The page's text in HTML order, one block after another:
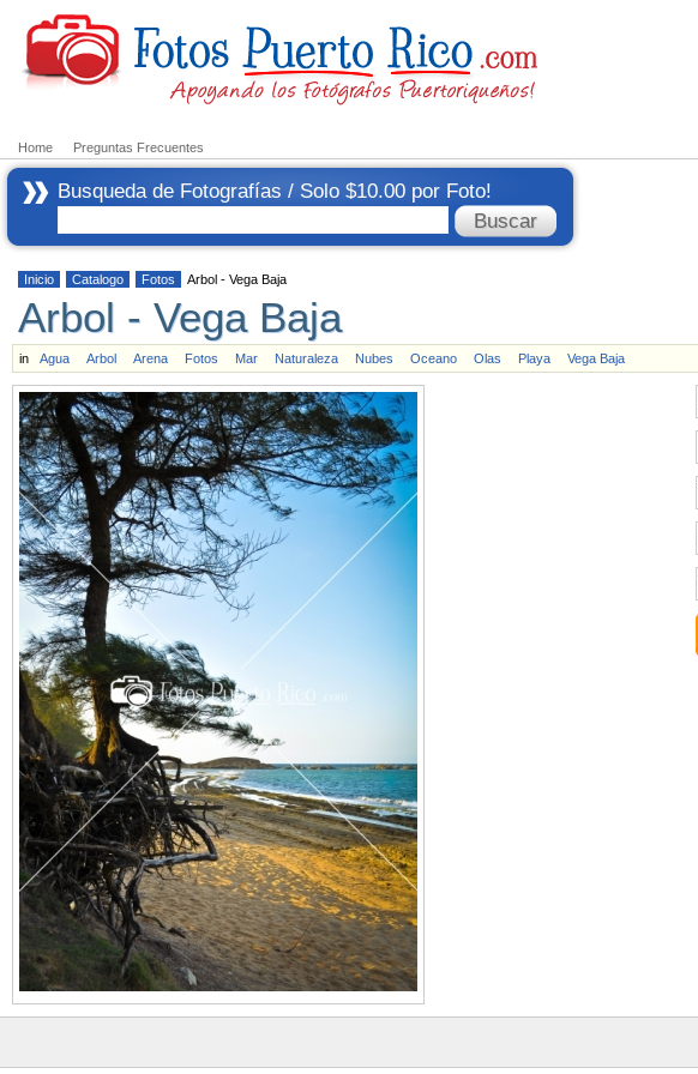
Home Preguntas Frecuentes
Busqueda de Fotografías / Solo $10.00 por Foto!
Inicio Catalogo Fotos Arbol - Vega Baja
Arbol - Vega Baja
in Agua Arbol Arena Fotos Mar Naturaleza Nubes Oceano Olas Playa Vega Baja